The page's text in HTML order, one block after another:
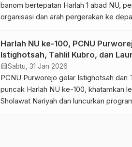
banom bertepatan Harlah 1 abad NU,
organisasi dan arah pergerakan ke
Harlah NU ke-100, PCNU
Istighotsah, Tahlil Kubro, dan
NU
calendar_monthSabtu, 31 Jan 2026
PCNU Purworejo gelar Istighotsah dan
puncak Harlah NU ke-100, khatamkan
Sholawat Nariyah dan luncurkan